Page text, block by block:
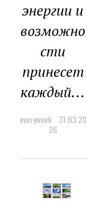
энергии и
возможно
сти
принесет
каждый...
everyweek
31.03.20
26